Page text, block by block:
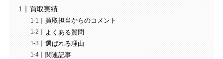
買取実績
買取担当からのコメント
よくある質問
選ばれる理由
関連記事